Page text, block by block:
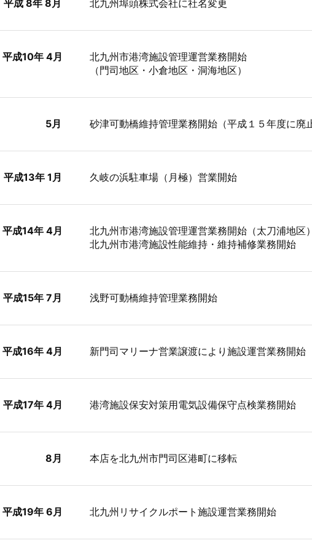
平成 8年 8月 北九州埠頭株式会社に社名変更
平成10年 4月
北九州市港湾施設管理運営業務開始
（門司地区・小倉地区・洞海地区）
5月 砂津可動橋維持管理業務開始（平成１５年度に廃
平成13年 1月 久岐の浜駐車場（月極）営業開始
平成14年 4月
北九州市港湾施設管理運営業務開始（太刀浦地区
北九州市港湾施設性能維持・維持補修業務開始
平成15年 7月 浅野可動橋維持管理業務開始
平成16年 4月 新門司マリーナ営業譲渡により施設運営業務開始
平成17年 4月 港湾施設保安対策用電気設備保守点検業務開始
8月 本店を北九州市門司区港町に移転
平成19年 6月 北九州リサイクルポート施設運営業務開始